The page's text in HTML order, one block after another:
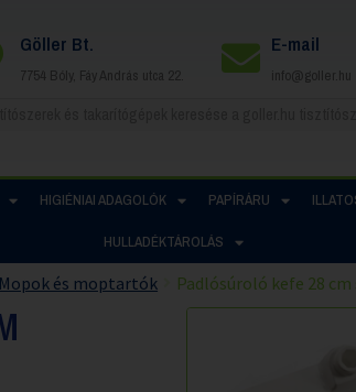
Göller Bt.
7754 Bóly, Fáy András utca 22.
E-mail
info@goller.hu
HIGIÉNIAI ADAGOLÓK PAPÍRÁRU
HULLADÉKTÁROLÁS
Mopok és moptartók Padlósúroló kefe 28